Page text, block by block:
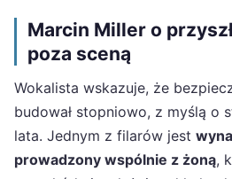
Marcin Miller o
poza sceną
Wokalista wskazuje, że
budował stopniowo, z myślą o
lata. Jednym z filarów jest
prowadzony wspólnie z żoną,